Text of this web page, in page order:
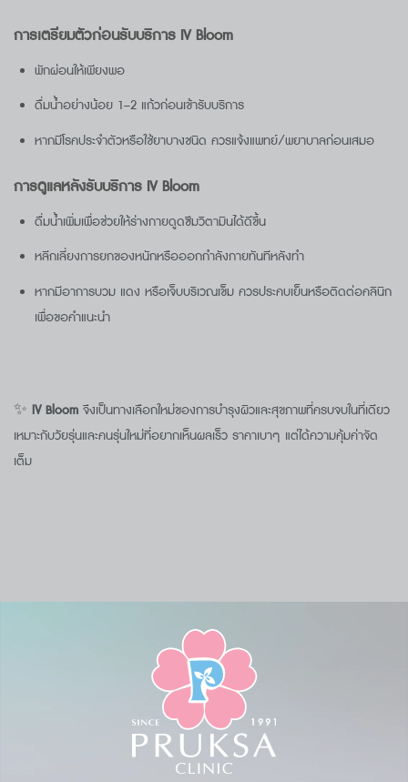
การเตรียมตัวก่อนรับบริการ IV Bloom
พักผ่อนให้เพียงพอ
ดื่มน้ำอย่างน้อย 1–2 แก้วก่อนเข้ารับบริการ
หากมีโรคประจำตัวหรือใช้ยาบางชนิด ควรแจ้งแพทย์/พยาบาลก่อนเสมอ
การดูแลหลังรับบริการ IV Bloom
ดื่มน้ำเพิ่มเพื่อช่วยให้ร่างกายดูดซึมวิตามินได้ดีขึ้น
หลีกเลี่ยงการยกของหนักหรือออกกำลังกายทันทีหลังทำ
หากมีอาการบวม แดง หรือเจ็บบริเวณเข็ม ควรประคบเย็นหรือติดต่อคลินิก
เพื่อขอคำแนะนำ
✨ IV Bloom จึงเป็นทางเลือกใหม่ของการบำรุงผิวและสุขภาพที่ครบจบในที่เดียว
เหมาะกับวัยรุ่นและคนรุ่นใหม่ที่อยากเห็นผลเร็ว ราคาเบาๆ แต่ได้ความคุ้มค่าจัด
เต็ม